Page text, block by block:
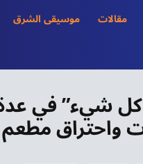
مقالات موسيقى الشرق
واحتراق